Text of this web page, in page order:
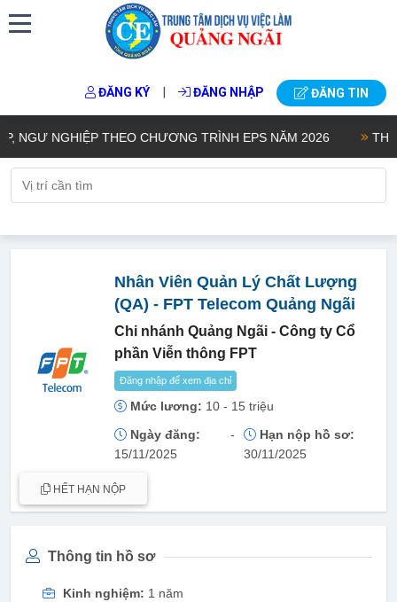
ĐĂNG KÝ | ĐĂNG NHẬP ĐĂNG TIN
NGHIỆP THEO CHƯƠNG TRÌNH EPS NĂM 2026
Nhân Viên Quản Lý Chất Lượng
(QA) - FPT Telecom Quảng Ngãi
Chi nhánh Quảng Ngãi - Công ty Cổ
phần Viễn thông FPT
Đăng nhập để xem địa chỉ
Mức lương: 10 - 15 triệu
Ngày đăng:
15/11/2025
-
Hạn nộp hồ sơ:
30/11/2025
HẾT HẠN NỘP
Thông tin hồ sơ
Kinh nghiệm: 1 năm